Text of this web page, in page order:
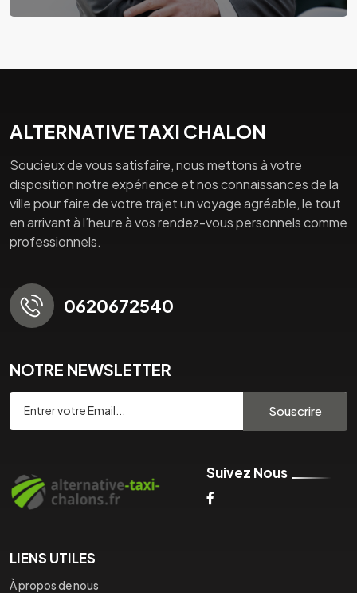
ALTERNATIVE TAXI CHALON
Soucieux de vous satisfaire, nous mettons à votre
disposition notre expérience et nos connaissances de la
ville pour faire de votre trajet un voyage agréable, le tout
en arrivant à l’heure à vos rendez-vous personnels comme
professionnels.
0620672540
NOTRE NEWSLETTER
Souscrire
Suivez Nous
LIENS UTILES
À propos de nous